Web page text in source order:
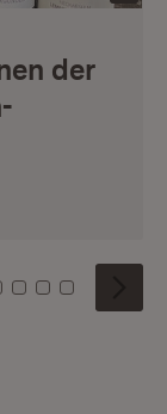
der
7 8 910
Kachel: 11
Zu Kachel: 12
Zu Kachel:
Zu